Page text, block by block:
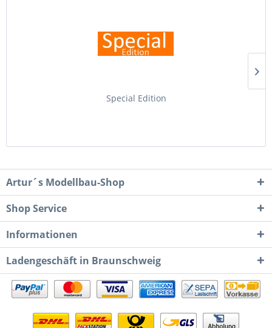
Special Edition
Artur´s Modellbau-Shop
Shop Service
Informationen
Ladengeschäft in Braunschweig